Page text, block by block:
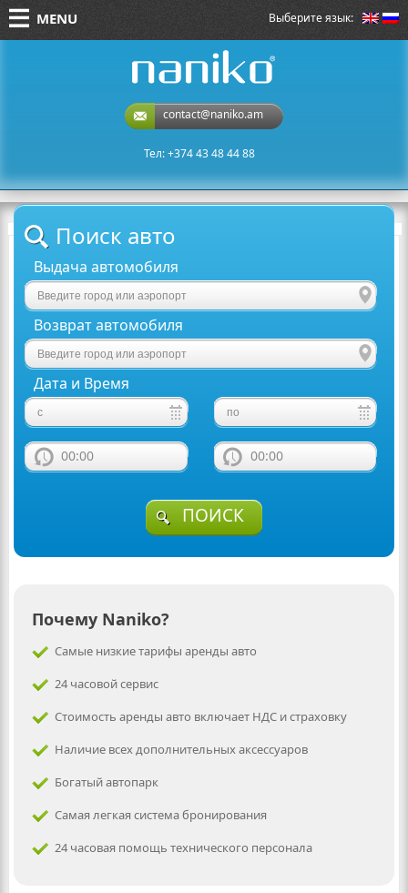
Выберите язык:
MENU
contact@naniko.am
Тел: +374 43 48 44 88
Поиск авто
Выдача автомобиля
Возврат автомобиля
Дата и Время
00:00 00:00
ПОИСК
Почему Naniko?
Самые низкие тарифы аренды авто
24 часовой сервис
Стоимость аренды авто включает НДС и страховку
Наличие всех дополнительных аксессуаров
Богатый автопарк
Самая легкая система бронирования
24 часовая помощь технического персонала